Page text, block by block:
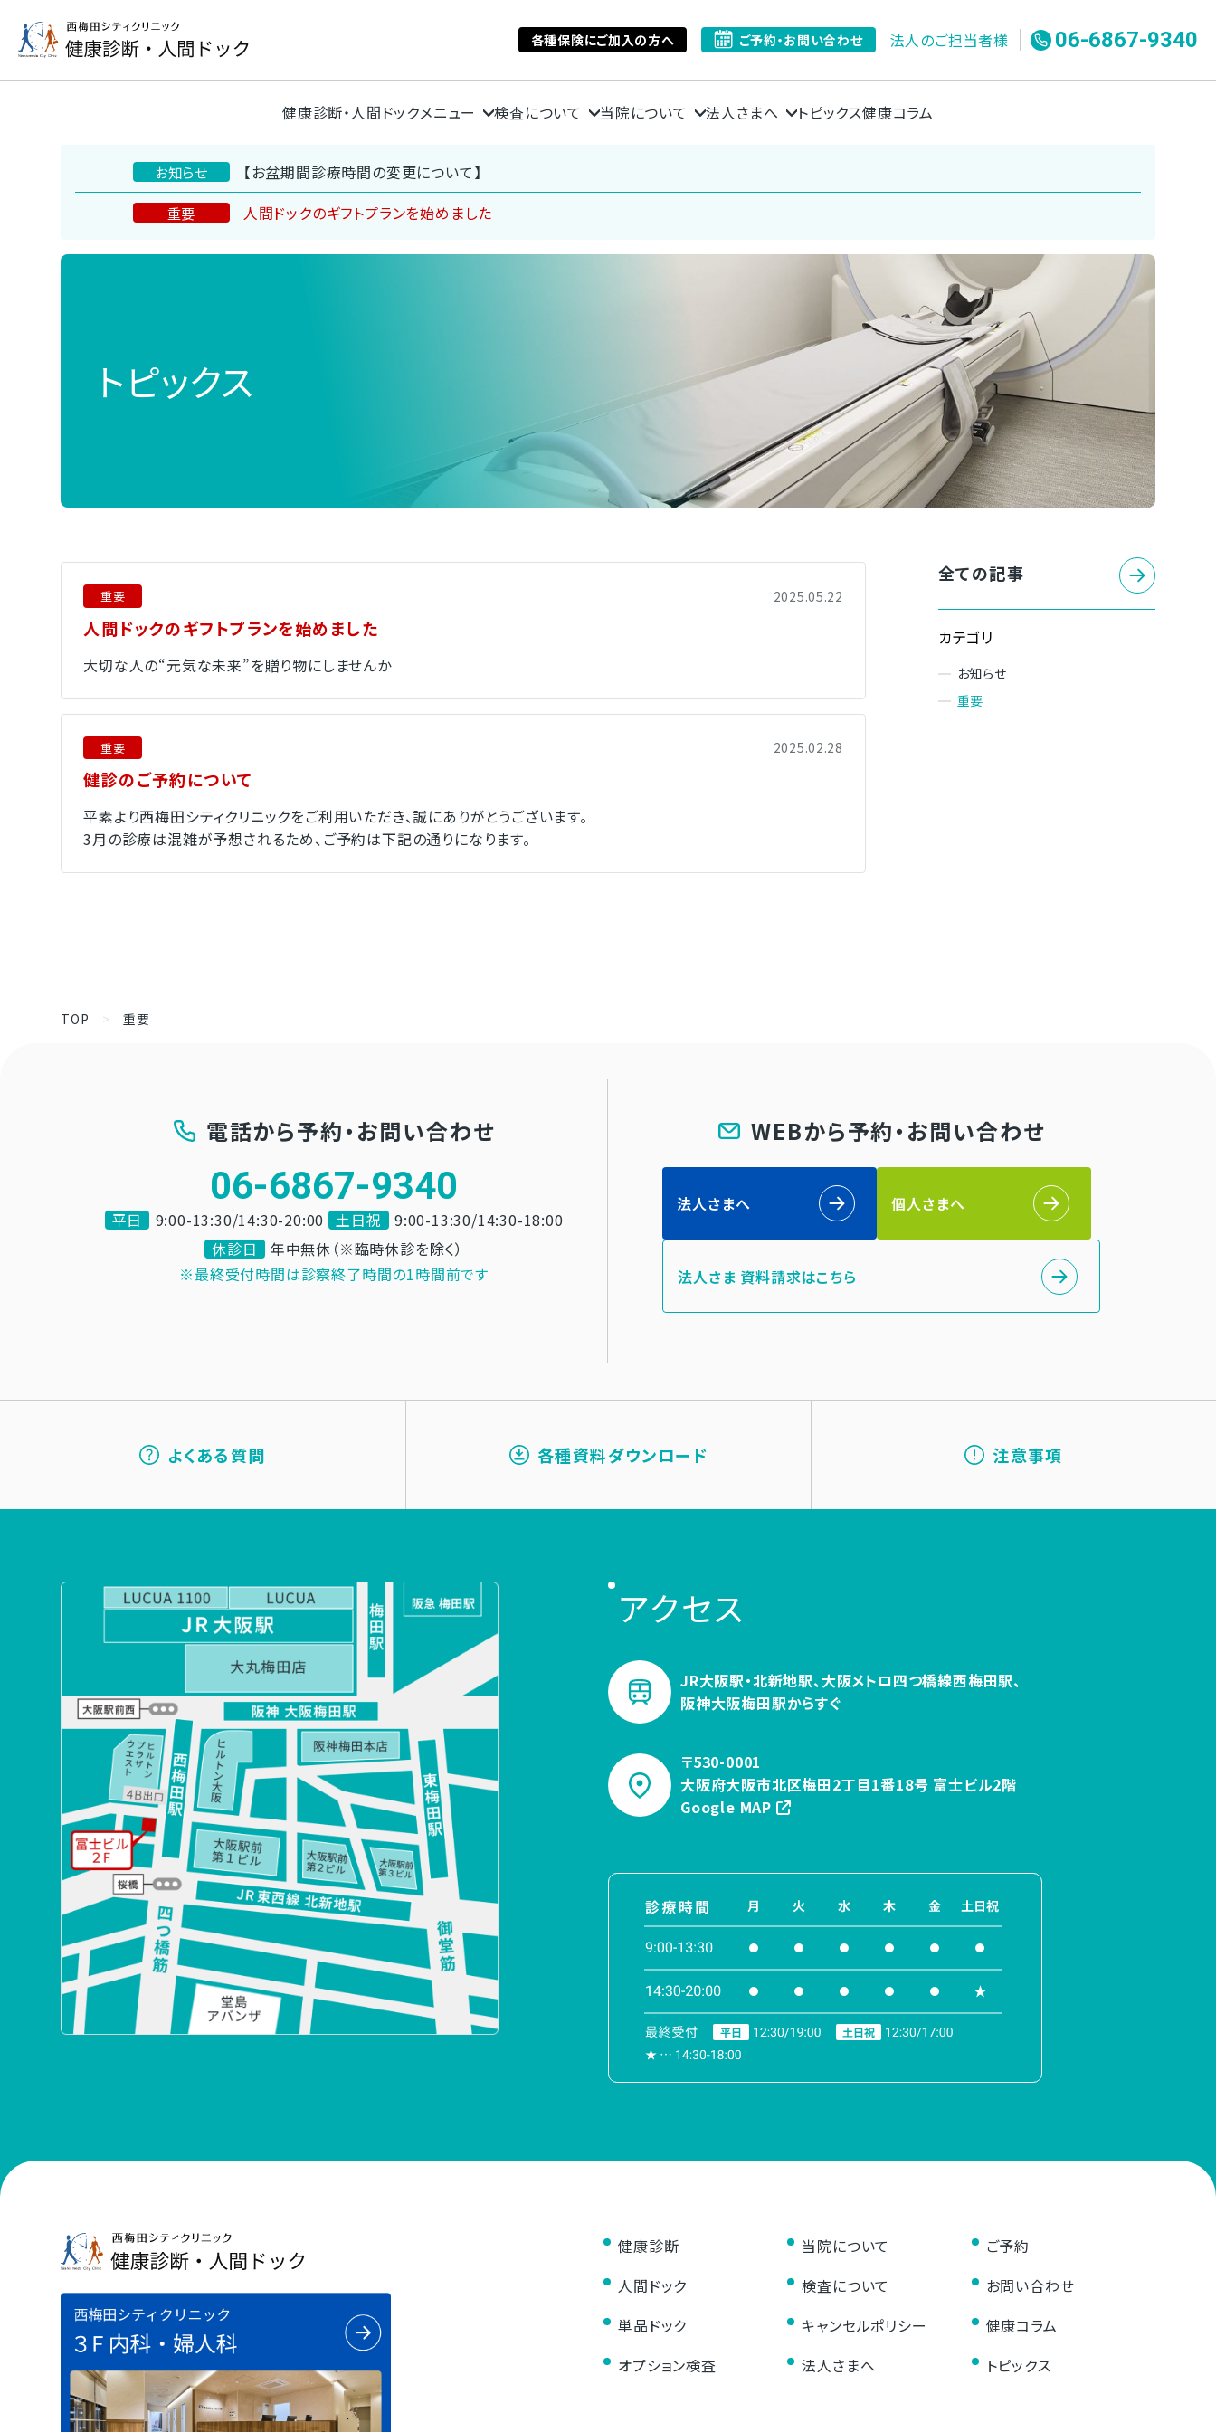
各種保険にご加入の方へ ご予約・お問い合わせ 法人のご担当者様 06-6867-9340
健康診断・人間ドックメニュー 検査について 当院について 法人さまへ トピックス健康コラム
お知らせ 【お盆期間診療時間の変更について】
重要 人間ドックのギフトプランを始めました
トピックス
全ての記事
カテゴリ
お知らせ
重要
重要 2025.05.22
人間ドックのギフトプランを始めました
大切な人の“元気な未来”を贈り物にしませんか
重要 2025.02.28
健診のご予約について
平素より西梅田シティクリニックをご利用いただき、誠にありがとうございます。
3月の診療は混雑が予想されるため、ご予約は下記の通りになります。
TOP >重要
電話から予約・お問い合わせ
06-6867-9340
平日 9:00-13:30/14:30-20:00 土日祝
9:00-13:30/14:30-18:00
休診日
年中無休（※臨時休診を除く）
※最終受付時間は診察終了時間の1時間前です
WEBから予約・お問い合わせ
法人さまへ 個人さまへ
法人さま 資料請求はこちら
よくある質問 各種資料ダウンロード 注意事項
アクセス
JR大阪駅・北新地駅、大阪メトロ四つ橋線西梅田駅、
阪神大阪梅田駅からすぐ
〒530-0001
大阪府大阪市北区梅田2丁目1番18号 富士ビル2階
Google MAP
健康診断
人間ドック
単品ドック
オプション検査
当院について
検査について
キャンセルポリシー
法人さまへ
ご予約
お問い合わせ
健康コラム
トピックス